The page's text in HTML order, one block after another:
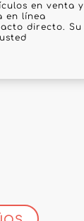
en venta y
en línea
directo. Su